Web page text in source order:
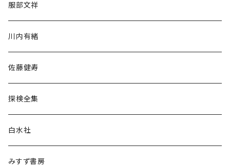
民族・風習
言語・ことば
服部文祥
川内有緒
佐藤健寿
探検全集
白水社
みすず書房